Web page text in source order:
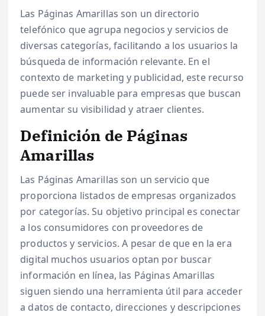
Las Páginas Amarillas son un directorio
telefónico que agrupa negocios y servicios de
diversas categorías, facilitando a los usuarios la
búsqueda de información relevante. En el
contexto de marketing y publicidad, este recurso
puede ser invaluable para empresas que buscan
aumentar su visibilidad y atraer clientes.
Definición de Páginas
Amarillas
Las Páginas Amarillas son un servicio que
proporciona listados de empresas organizados
por categorías. Su objetivo principal es conectar
a los consumidores con proveedores de
productos y servicios. A pesar de que en la era
digital muchos usuarios optan por buscar
información en línea, las Páginas Amarillas
siguen siendo una herramienta útil para acceder
a datos de contacto, direcciones y descripciones